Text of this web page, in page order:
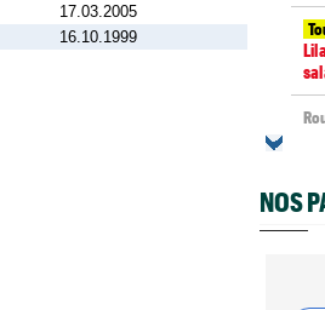
17.03.2005
16.10.1999
La
NOS